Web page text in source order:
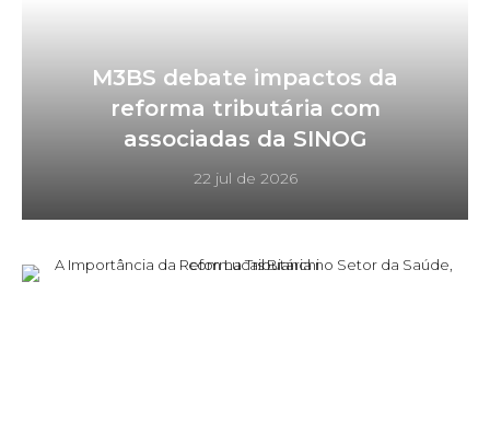
M3BS debate impactos da
reforma tributária com
associadas da SINOG
22 jul de 2026